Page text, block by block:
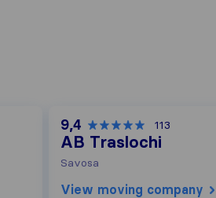
9,4 113
AB Traslochi
Savosa
View moving company